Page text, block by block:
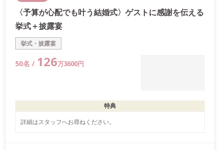
〈予算が心配でも叶う結婚式〉ゲストに感謝を伝える
挙式＋披露宴
挙式・披露宴
50名 / 126万3600円
特典
詳細はスタッフへお尋ねください。